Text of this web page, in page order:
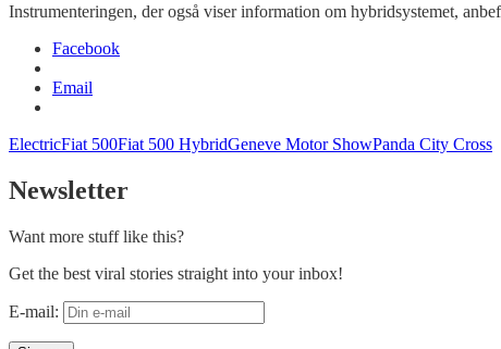
Instrumenteringen, der også viser information om hybridsystemet,
Facebook
Email
ElectricFiat 500Fiat 500 HybridGeneve Motor ShowPanda City Cross
Newsletter
Want more stuff like this?
Get the best viral stories straight into your inbox!
E-mail: